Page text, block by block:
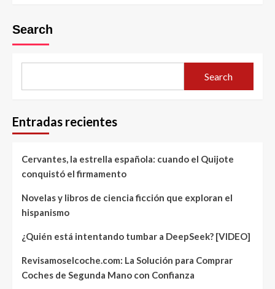
Search
Search
Entradas recientes
Cervantes, la estrella española: cuando el Quijote
conquistó el firmamento
Novelas y libros de ciencia ficción que exploran el
hispanismo
¿Quién está intentando tumbar a DeepSeek? [VIDEO]
Revisamoselcoche.com: La Solución para Comprar
Coches de Segunda Mano con Confianza